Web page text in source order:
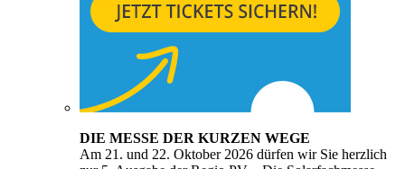
DIE MESSE DER KURZEN WEGE
Am 21. und 22. Oktober 2026 dürfen wir Sie herzlich